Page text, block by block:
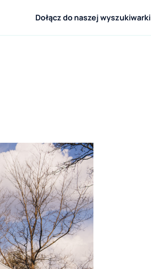
Dołącz do naszej wyszukiwarki